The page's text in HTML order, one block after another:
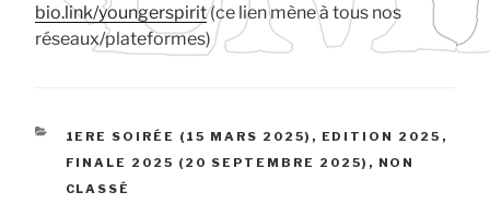
bio.link/youngerspirit(ce lien mène à tous nos
réseaux/plateformes)
CATÉGORIES
1ERE SOIRÉE (15 MARS 2025) , EDITION 2025 ,
FINALE 2025 (20 SEPTEMBRE 2025) , NON
CLASSÉ